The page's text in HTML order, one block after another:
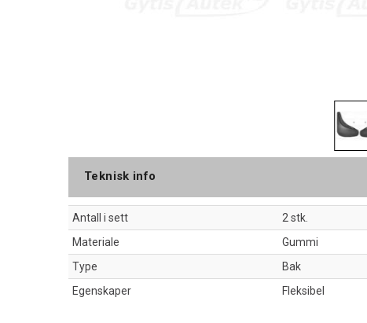
Teknisk info
Antall i sett
2 stk.
Materiale
Gummi
Type
Bak
Egenskaper
Fleksibel